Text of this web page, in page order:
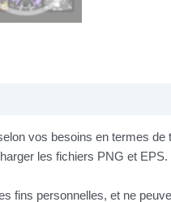
vos besoins en termes de
les fichiers PNG et
fins personnelles, et ne